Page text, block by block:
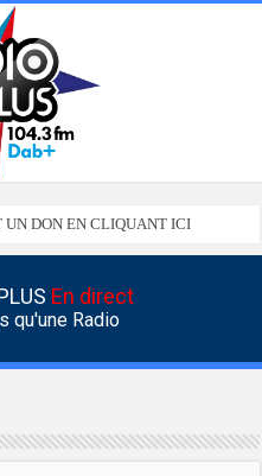
UN DON EN CLIQUANT ICI
En direct
qu'une Radio